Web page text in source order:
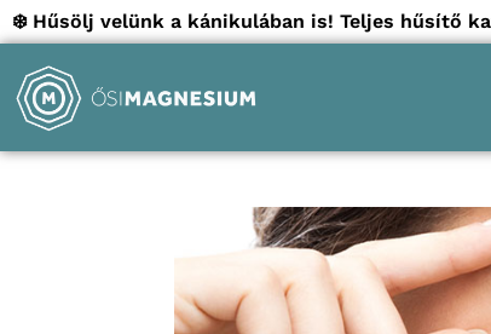
❄️ Hűsölj velünk a kánikulában is! Teljes hűsítő